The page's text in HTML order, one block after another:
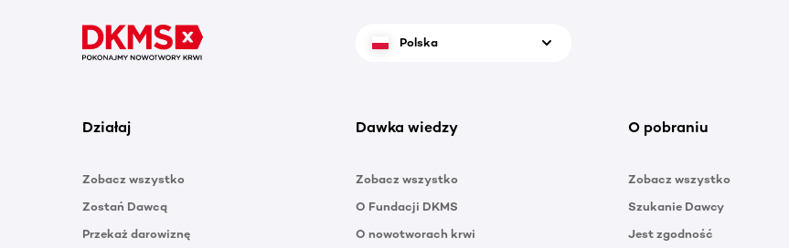
Polska
Działaj
Zobacz wszystko
Zostań Dawcą
Przekaż darowiznę
Dawka wiedzy
Zobacz wszystko
O Fundacji DKMS
O nowotworach krwi
O pobraniu
Zobacz wszystko
Szukanie Dawcy
Jest zgodność